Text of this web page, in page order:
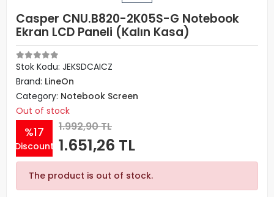
Casper CNU.B820-2K05S-G Notebook
Ekran LCD Paneli (Kalın Kasa)
Stok Kodu: JEKSDCAICZ
Brand: LineOn
Category: Notebook Screen
Out of stock
%17
Discount
1.992,90 TL
1.651,26 TL
The product is out of stock.